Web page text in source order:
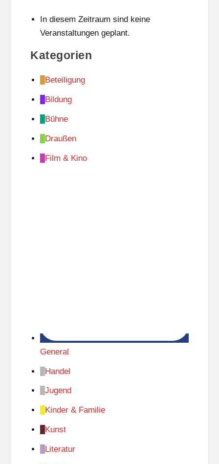
In diesem Zeitraum sind keine
Veranstaltungen geplant.
Kategorien
Beteiligung
Bildung
Bühne
Draußen
Film & Kino
General
Handel
Jugend
Kinder & Familie
Kunst
Literatur